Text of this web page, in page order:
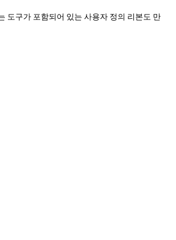
도구가 포함되어 있는 사용자 정의 리본도 만